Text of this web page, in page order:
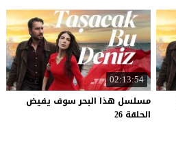
02:13:54
مسلسل هذا البحر سوف يفيض
الحلقة 26